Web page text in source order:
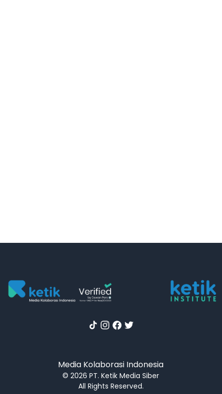
Media Kolaborasi Indonesia
© 2026 PT. Ketik Media Siber
All Rights Reserved.